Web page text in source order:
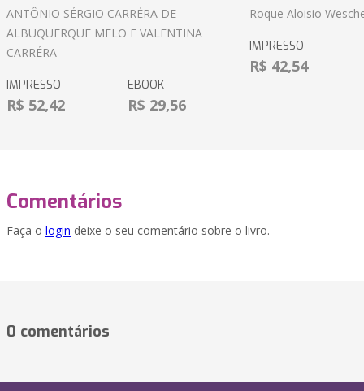
ANTÔNIO SÉRGIO CARRÉRA DE
ALBUQUERQUE MELO E VALENTINA
CARRÉRA
IMPRESSO
R$ 52,42
EBOOK
R$ 29,56
Roque Aloisio
IMPRESSO
R$ 42,54
Comentários
Faça o login deixe o seu comentário sobre o livro.
0 comentários